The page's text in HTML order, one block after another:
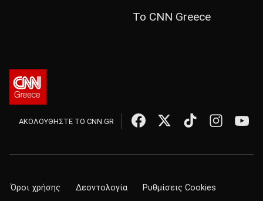
Το CNN Greece
ΑΚΟΛΟΥΘΗΣΤΕ ΤΟ CNN.GR
Όροι χρήσης Δεοντολογία Ρυθμίσεις Cookies